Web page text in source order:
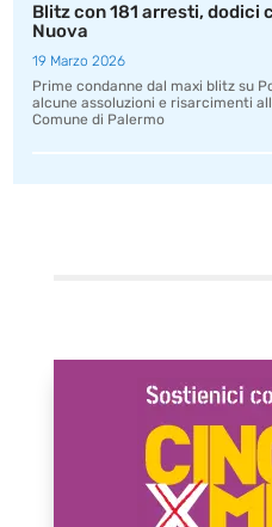
Blitz con 181 arresti, dodici
Nuova
19 Marzo 2026
Prime condanne dal maxi blitz su
alcune assoluzioni e risarcimenti
Comune di Palermo